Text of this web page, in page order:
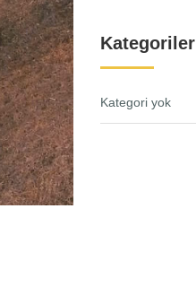
Kategoriler
Kategori yok